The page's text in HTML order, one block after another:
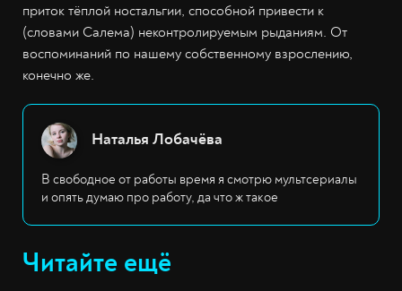
приток тёплой ностальгии, способной привести к
(словами Салема) неконтролируемым рыданиям. От
воспоминаний по нашему собственному взрослению,
конечно же.
Наталья Лобачёва
В свободное от работы время я смотрю мультсериалы
и опять думаю про работу, да что ж такое
Читайте ещё